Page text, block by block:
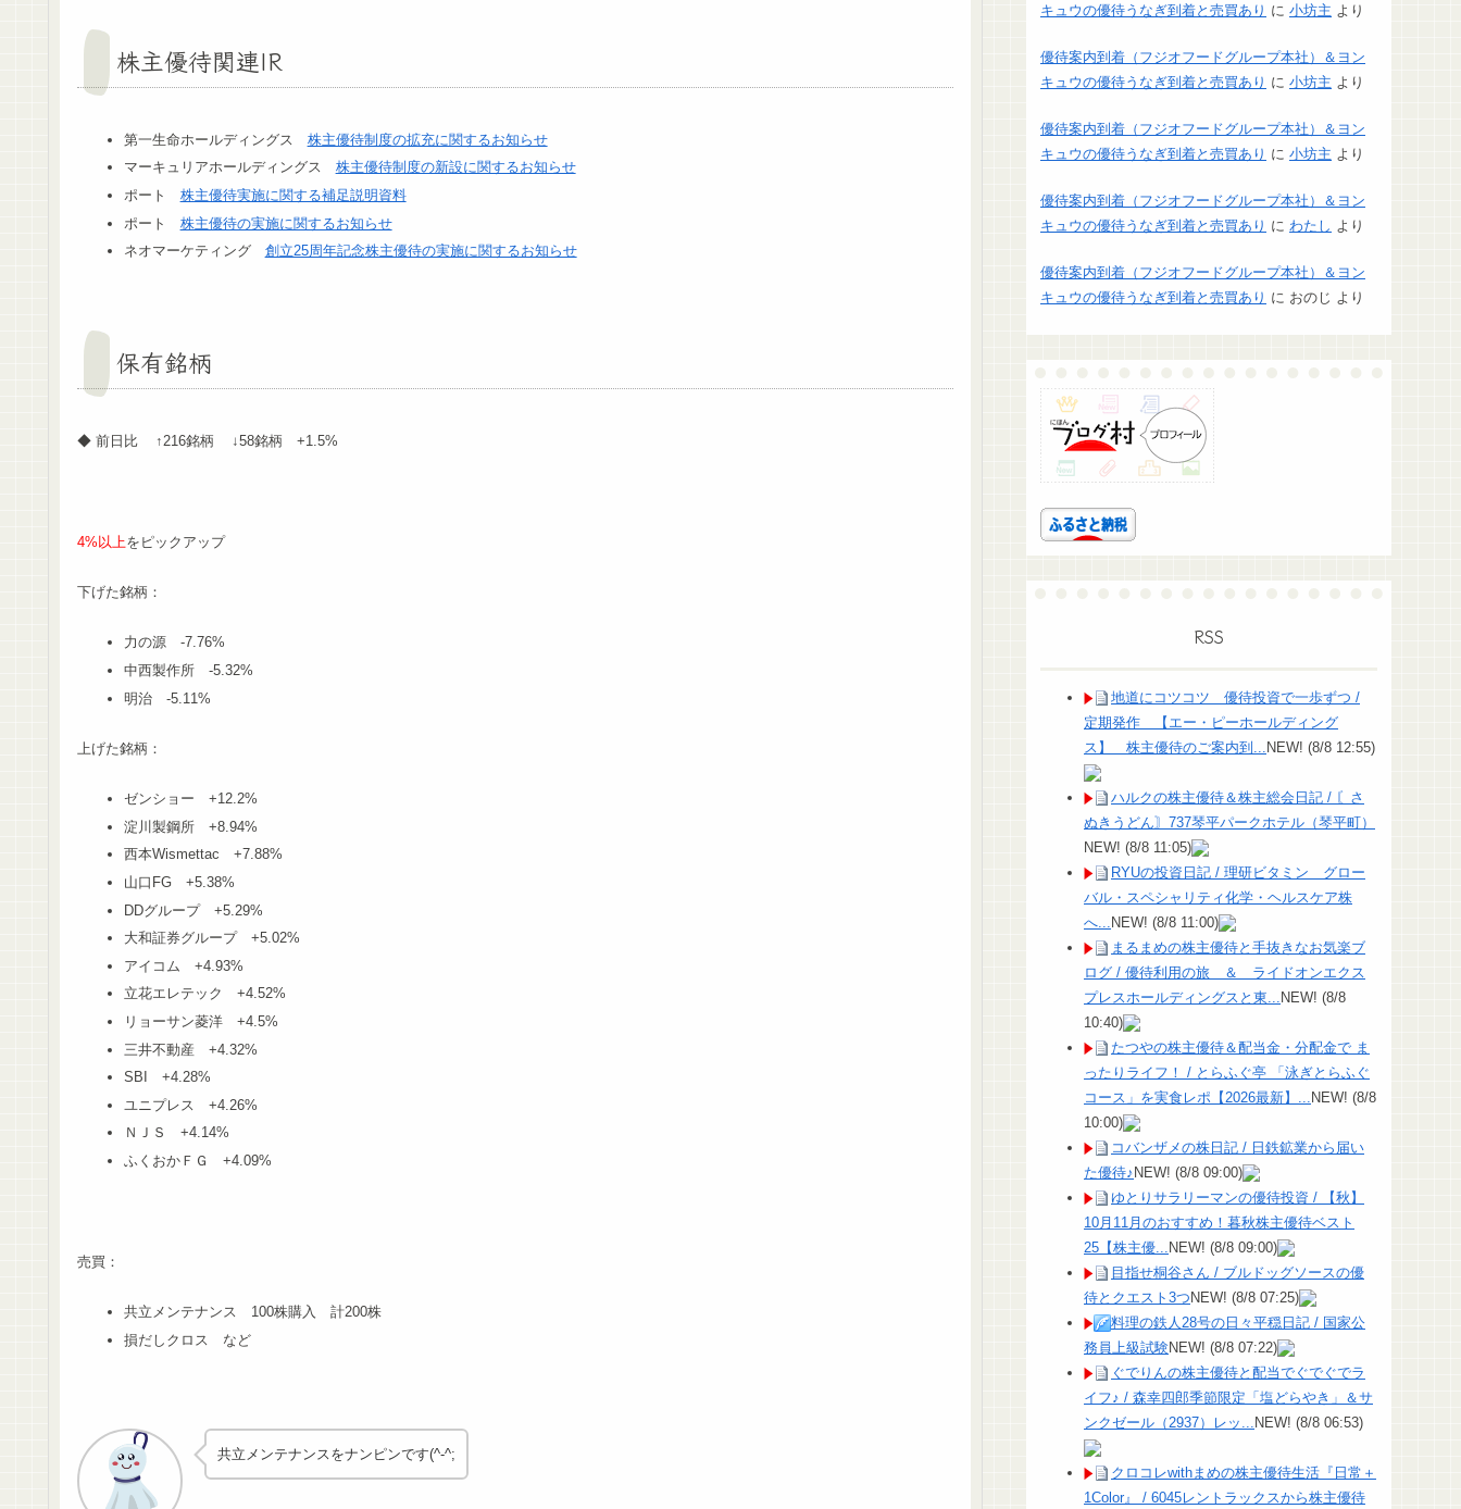
株主優待関連IR
第一生命ホールディングス 株主優待制度の拡充に関するお知らせ
マーキュリアホールディングス 株主優待制度の新設に関するお知らせ
ポート 株主優待実施に関する補足説明資料
ポート 株主優待の実施に関するお知らせ
ネオマーケティング 創立25周年記念株主優待の実施に関するお知らせ
保有銘柄
◆ 前日比 ↑216銘柄 ↓58銘柄 +1.5%
4%以上をピックアップ
下げた銘柄：
力の源 -7.76%
中西製作所 -5.32%
明治 -5.11%
上げた銘柄：
ゼンショー +12.2%
淀川製鋼所 +8.94%
西本Wismettac +7.88%
山口FG +5.38%
DDグループ +5.29%
大和証券グループ +5.02%
アイコム +4.93%
立花エレテック +4.52%
リョーサン菱洋 +4.5%
三井不動産 +4.32%
SBI +4.28%
ユニプレス +4.26%
ＮＪＳ +4.14%
ふくおかＦＧ +4.09%
売買：
共立メンテナンス 100株購入 計200株
損だしクロス など
共立メンテナンスをナンピンです(^-^;
キュウの優待うなぎ到着と売買あり に 小坊主 より
優待案内到着（フジオフードグループ本社）＆ヨン
キュウの優待うなぎ到着と売買あり に 小坊主 より
優待案内到着（フジオフードグループ本社）＆ヨン
キュウの優待うなぎ到着と売買あり に 小坊主 より
優待案内到着（フジオフードグループ本社）＆ヨン
キュウの優待うなぎ到着と売買あり に わたし より
優待案内到着（フジオフードグループ本社）＆ヨン
キュウの優待うなぎ到着と売買あり に おのじ より
RSS
地道にコツコツ 優待投資で一歩ずつ /
定期発作 【エー・ピーホールディング
ス】 株主優待のご案内到... NEW! (8/8 12:55)
ハルクの株主優待＆株主総会日記 / 〘さ
ぬきうどん〙737琴平パークホテル（琴平町）
NEW! (8/8 11:05)
RYUの投資日記 / 理研ビタミン グロー
バル・スペシャリティ化学・ヘルスケア株
へ... NEW! (8/8 11:00)
まるまめの株主優待と手抜きなお気楽ブ
ログ / 優待利用の旅 ＆ ライドオンエクス
プレスホールディングスと東... NEW! (8/8
10:40)
たつやの株主優待＆配当金・分配金で ま
ったりライフ！ / とらふぐ亭 「泳ぎとらふぐ
コース」を実食レポ【2026最新】... NEW! (8/8
10:00)
コバンザメの株日記 / 日鉄鉱業から届い
た優待♪NEW! (8/8 09:00)
ゆとりサラリーマンの優待投資 / 【秋】
10月11月のおすすめ！暮秋株主優待ベスト
25【株主優... NEW! (8/8 09:00)
目指せ桐谷さん / ブルドッグソースの優
待とクエスト3つNEW! (8/8 07:25)
料理の鉄人28号の日々平穏日記 / 国家公
務員上級試験NEW! (8/8 07:22)
ぐでりんの株主優待と配当でぐでぐでラ
イフ♪ / 森幸四郎季節限定「塩どらやき」＆サ
ンクゼール（2937）レッ... NEW! (8/8 06:53)
クロコレwithまめの株主優待生活『日常＋
1Color』 / 6045レントラックスから株主優待